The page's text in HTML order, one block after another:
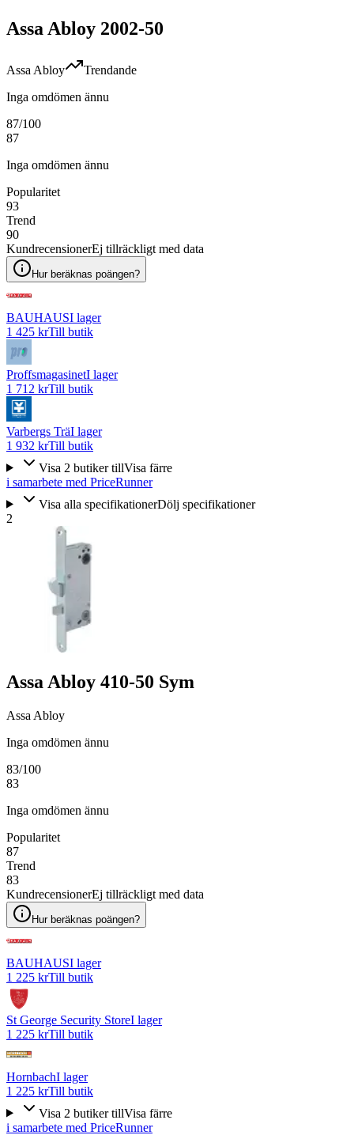
Assa Abloy 2002-50
Assa Abloy
Trendande
Inga omdömen ännu
87/100
87
Inga omdömen ännu
Popularitet
93
Trend
90
KundrecensionerEj tillräckligt med data
Hur beräknas poängen?
BAUHAUSI lager
1 425 krTill butik
ProffsmagasinetI lager
1 712 krTill butik
Varbergs TräI lager
1 932 krTill butik
Visa 2 butiker tillVisa färre
i samarbete med PriceRunner
Visa alla specifikationerDölj specifikationer
2
Assa Abloy 410-50 Sym
Assa Abloy
Inga omdömen ännu
83/100
83
Inga omdömen ännu
Popularitet
87
Trend
83
KundrecensionerEj tillräckligt med data
Hur beräknas poängen?
BAUHAUSI lager
1 225 krTill butik
St George Security StoreI lager
1 225 krTill butik
HornbachI lager
1 225 krTill butik
Visa 2 butiker tillVisa färre
i samarbete med PriceRunner